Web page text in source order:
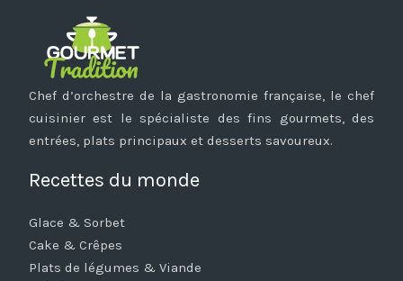
Chef d’orchestre de la gastronomie française, le chef
cuisinier est le spécialiste des fins gourmets, des
entrées, plats principaux et desserts savoureux.
Recettes du monde
Glace & Sorbet
Cake & Crêpes
Plats de légumes & Viande